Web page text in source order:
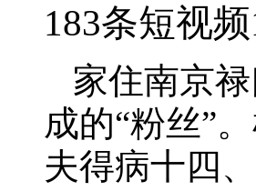
183条短视
家住南京
成的“粉丝”
夫得病十四